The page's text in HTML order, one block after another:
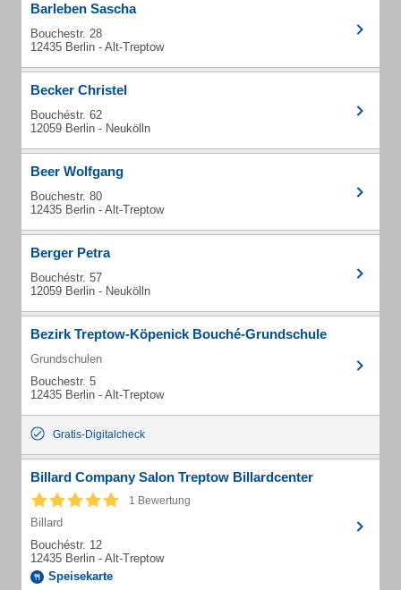
Barleben Sascha
Bouchestr. 28
12435 Berlin - Alt-Treptow
Becker Christel
Bouchéstr. 62
12059 Berlin - Neukölln
Beer Wolfgang
Bouchestr. 80
12435 Berlin - Alt-Treptow
Berger Petra
Bouchéstr. 57
12059 Berlin - Neukölln
Bezirk Treptow-Köpenick Bouché-Grundschule
Grundschulen
Bouchestr. 5
12435 Berlin - Alt-Treptow
Gratis-Digitalcheck
Billard Company Salon Treptow Billardcenter
1 Bewertung
Billard
Bouchéstr. 12
12435 Berlin - Alt-Treptow
Speisekarte